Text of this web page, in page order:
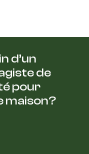
d’un
de
pour
maison?